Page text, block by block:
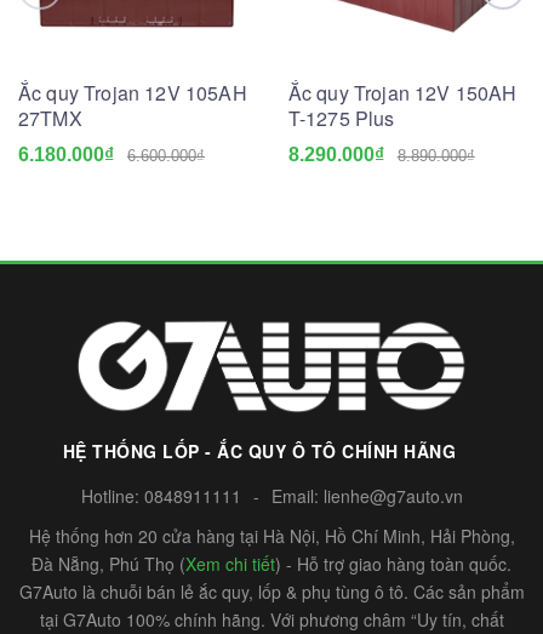
Ắc quy Trojan 12V 105AH
27TMX
6.180.000₫ 6.600.000₫
Ắc quy Trojan 12V 150AH
T-1275 Plus
8.290.000₫ 8.890.000₫
HỆ THỐNG LỐP - ẮC QUY Ô TÔ CHÍNH HÃNG
Hotline: 0848911111 - Email: lienhe@g7auto.vn
Hệ thống hơn 20 cửa hàng tại Hà Nội, Hồ Chí Minh, Hải Phòng,
Đà Nẵng, Phú Thọ (Xem chi tiết) - Hỗ trợ giao hàng toàn quốc.
G7Auto là chuỗi bán lẻ ắc quy, lốp & phụ tùng ô tô. Các sản phẩm
tại G7Auto 100% chính hãng. Với phương châm “Uy tín, chất